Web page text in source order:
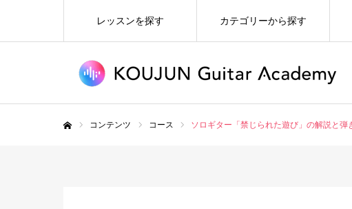
レッスンを探す カテゴリーから探す
コンテンツ コース ソロギター「禁じられた遊び」の解説と弾